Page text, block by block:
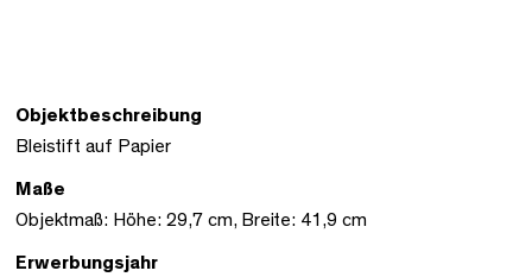
Objektbeschreibung
Bleistift auf Papier
Maße
Objektmaß: Höhe: 29,7 cm, Breite: 41,9 cm
Erwerbungsjahr